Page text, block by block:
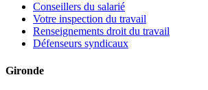
Conseillers du salarié
Votre inspection du travail
Renseignements droit du travail
Défenseurs syndicaux
Gironde